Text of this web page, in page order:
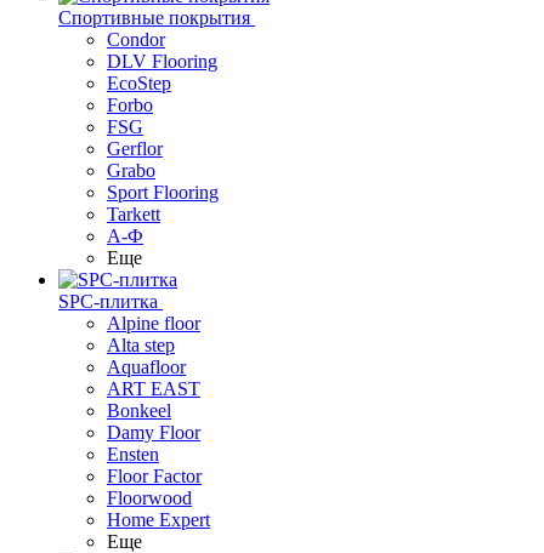
Спортивные покрытия
Condor
DLV Flooring
EcoStep
Forbo
FSG
Gerflor
Grabo
Sport Flooring
Tarkett
А-Ф
Еще
SPC-плитка
Alpine floor
Alta step
Aquafloor
ART EAST
Bonkeel
Damy Floor
Ensten
Floor Factor
Floorwood
Home Expert
Еще